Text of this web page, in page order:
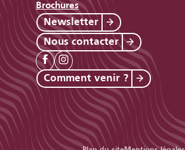
Brochures
Newsletter
Nous contacter
Comment venir ?